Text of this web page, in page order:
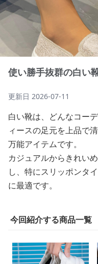
使い勝手抜群の白い
更新日 2026-07-11
白い靴は、どんなコー
ィースの足元を上品で
万能アイテムです。
カジュアルからきれい
し、特にスリッポンタ
に最適です。
今回紹介する商品一覧